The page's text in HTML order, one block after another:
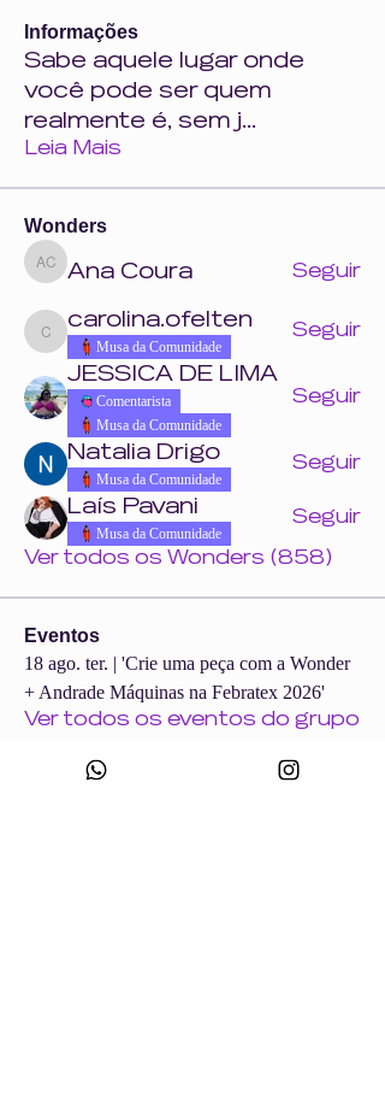
Informações
Sabe aquele lugar onde
você pode ser quem
realmente é, sem j...
Leia Mais
Wonders
Ana Coura
Ana Coura Seguir
carolina.ofelten
carolina.ofelten
Musa da Comunidade
Seguir
JESSICA DE LIMA
Comentarista
Musa da Comunidade
Seguir
Natalia Drigo
Musa da Comunidade
Seguir
Laís Pavani
Musa da Comunidade
Seguir
Ver todos os Wonders (858)
Eventos
18 ago. ter. | 'Crie uma peça com a Wonder
+ Andrade Máquinas na Febratex 2026'
Ver todos os eventos do grupo